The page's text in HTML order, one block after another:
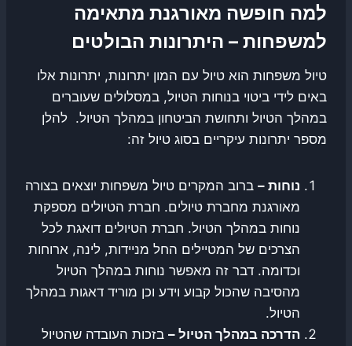
למה חופשה מאורגנת מתאימה
למשפחות – היתרונות הבולטים
טיול משפחות הוא טיול עם המון יתרונות, יתרונות אלו
באים לידי ביטוי בנוחות הטיול, במסלולים שעוברים
במהלך הטיול ותחושת הביטחון במהלך הטיול. להלן
מספר יתרונות עיקריים בסוג טיול זה:
נוחות – ברוב המקרים טיול משפחות יוצאים בצורה
מאורגנת מחברת טיולים. חברת הטיולים מספקת
נוחות במהלך הטיול. חברת הטיולים דואגת לכל
הצרכים של המטיילים החל מניידות, לינה, ארוחות
וכדומה. דבר זה מאפשר נוחות במהלך הטיול
מהסיבה שהכול קבוע וידע וכן מוריד דאגות במהלך
הטיול.
הדרכה במהלך הטיול – בזכות העובדה שהטיול